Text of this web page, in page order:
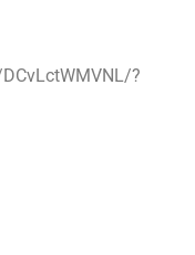
?